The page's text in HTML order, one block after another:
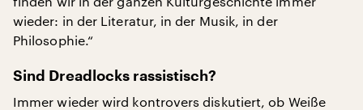
wieder: in der Literatur, in der Musik, in der
Philosophie.“
Sind Dreadlocks rassistisch?
Immer wieder wird kontrovers diskutiert, ob Weiße